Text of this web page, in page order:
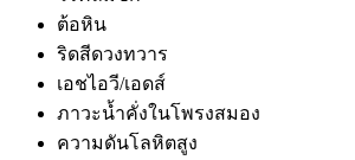
ต้อหิน
ริดสีดวงทวาร
เอชไอวี/เอดส์
ภาวะน้ำคั่งในโพรงสมอง
ความดันโลหิตสูง